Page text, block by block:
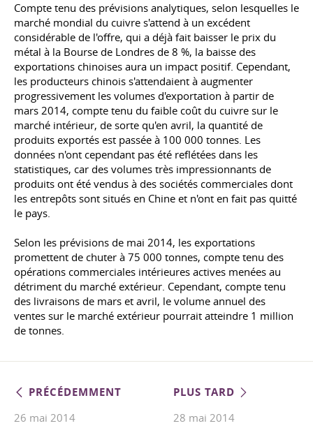
Compte tenu des prévisions analytiques, selon lesquelles le
marché mondial du cuivre s'attend à un excédent
considérable de l'offre, qui a déjà fait baisser le prix du
métal à la Bourse de Londres de 8 %, la baisse des
exportations chinoises aura un impact positif. Cependant,
les producteurs chinois s'attendaient à augmenter
progressivement les volumes d'exportation à partir de
mars 2014, compte tenu du faible coût du cuivre sur le
marché intérieur, de sorte qu'en avril, la quantité de
produits exportés est passée à 100 000 tonnes. Les
données n'ont cependant pas été reflétées dans les
statistiques, car des volumes très impressionnants de
produits ont été vendus à des sociétés commerciales dont
les entrepôts sont situés en Chine et n'ont en fait pas quitté
le pays.
Selon les prévisions de mai 2014, les exportations
promettent de chuter à 75 000 tonnes, compte tenu des
opérations commerciales intérieures actives menées au
détriment du marché extérieur. Cependant, compte tenu
des livraisons de mars et avril, le volume annuel des
ventes sur le marché extérieur pourrait atteindre 1 million
de tonnes.
PRÉCÉDEMMENT
26 mai 2014
PLUS TARD
28 mai 2014